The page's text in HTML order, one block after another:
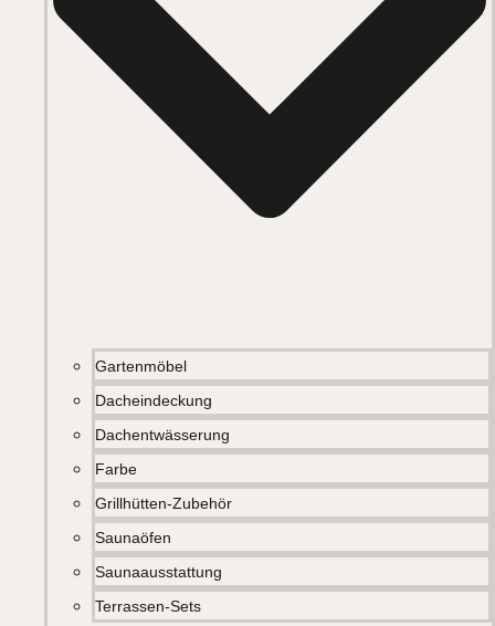
Gartenmöbel
Dacheindeckung
Dachentwässerung
Farbe
Grillhütten-Zubehör
Saunaöfen
Saunaausstattung
Terrassen-Sets